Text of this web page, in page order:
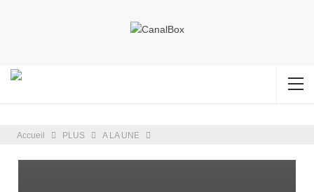
Accueil PLUS A LA UNE